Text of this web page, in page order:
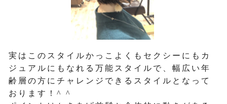
実はこのスタイルかっこよくもセクシーにもカ
ジュアルにもなれる万能スタイルで、幅広い年
齢層の方にチャレンジできるスタイルとなって
おります！^ ^